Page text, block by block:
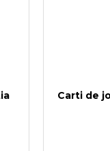
Carti de